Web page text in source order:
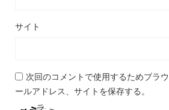
サイト
次回のコメントで使用するためブラ
ールアドレス、サイトを保存する。